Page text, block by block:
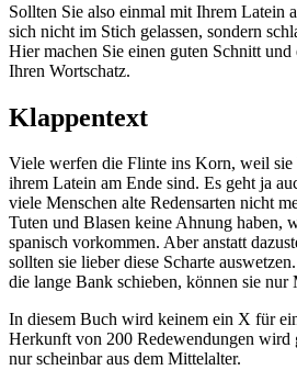
Sollten Sie also einmal mit Ihrem Latein
sich nicht im Stich gelassen, sondern
Hier machen Sie einen guten Schnitt und
Ihren Wortschatz.
Klappentext
Viele werfen die Flinte ins Korn, weil sie
ihrem Latein am Ende sind. Es geht ja
viele Menschen alte Redensarten nicht
Tuten und Blasen keine Ahnung haben,
spanisch vorkommen. Aber anstatt
sollten sie lieber diese Scharte
die lange Bank schieben, können sie nur
In diesem Buch wird keinem ein X für
Herkunft von 200 Redewendungen wird
nur scheinbar aus dem Mittelalter.